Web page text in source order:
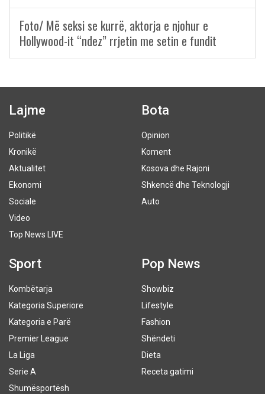
Foto/ Më seksi se kurrë, aktorja e njohur e
Hollywood-it “ndez” rrjetin me setin e fundit
Lajme
Politikë
Kronikë
Aktualitet
Ekonomi
Sociale
Video
Top News LIVE
Bota
Opinion
Koment
Kosova dhe Rajoni
Shkencë dhe Teknologji
Auto
Sport
Kombëtarja
Kategoria Superiore
Kategoria e Parë
Premier League
La Liga
Serie A
Shumësportësh
Pop News
Showbiz
Lifestyle
Fashion
Shëndeti
Dieta
Receta gatimi